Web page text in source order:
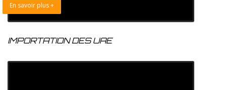
En savoir plus +
IMPORTATION DES UAE